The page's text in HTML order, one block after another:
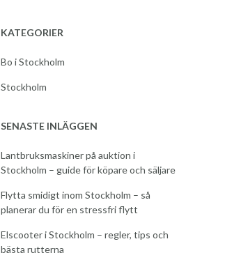
KATEGORIER
Bo i Stockholm
Stockholm
SENASTE INLÄGGEN
Lantbruksmaskiner på auktion i
Stockholm – guide för köpare och säljare
Flytta smidigt inom Stockholm – så
planerar du för en stressfri flytt
Elscooter i Stockholm – regler, tips och
bästa rutterna